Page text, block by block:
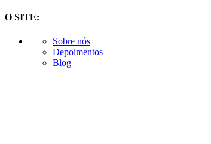
O SITE:
Sobre nós
Depoimentos
Blog